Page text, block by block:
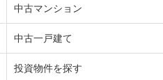
目
円
中古マンション
中古一戸建て
投資物件を探す